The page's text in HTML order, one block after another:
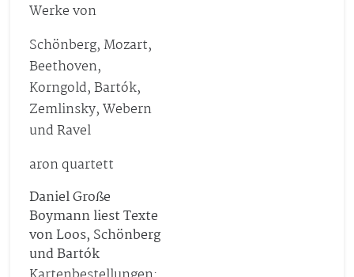
Werke von
Schönberg, Mozart,
Beethoven,
Korngold, Bartók,
Zemlinsky, Webern
und Ravel
aron quartett
Daniel Große
Boymann liest Texte
von Loos, Schönberg
und Bartók